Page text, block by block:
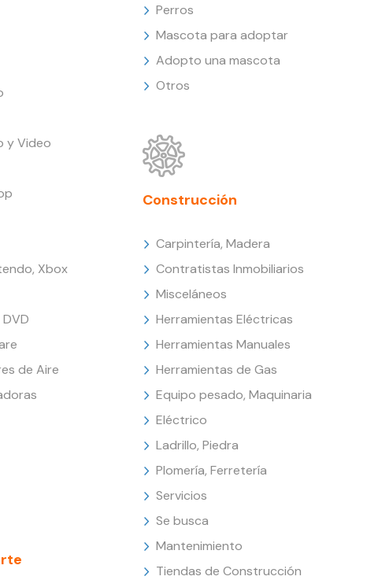
y Video
Xbox
DVD
de Aire
Perros
Mascota para adoptar
Adopto una mascota
Otros
Construcción
Carpintería, Madera
Contratistas Inmobiliarios
Misceláneos
Herramientas Eléctricas
Herramientas Manuales
Herramientas de Gas
Equipo pesado, Maquinaria
Eléctrico
Ladrillo, Piedra
Plomería, Ferretería
Servicios
Se busca
Mantenimiento
Tiendas de Construcción